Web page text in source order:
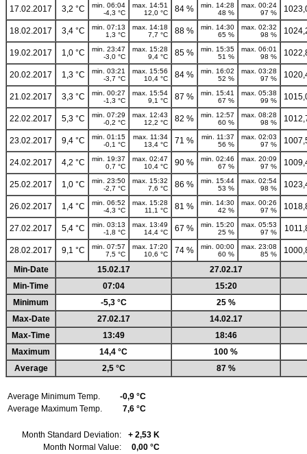
17.02.2017 3,2 °C
min. 06:04
-4,3 °C
max. 14:51
12,0 °C
84 %
min. 14:28
48 %
max. 00:24
97 %
18.02.2017 3,4 °C
min. 07:13
1,3 °C
max. 14:18
7,7 °C
88 %
min. 14:30
65 %
max. 02:32
98 %
19.02.2017 1,0 °C
min. 23:47
-3,0 °C
max. 15:28
9,4 °C
85 %
min. 15:35
51 %
max. 06:01
98 %
20.02.2017 1,3 °C
min. 03:21
-3,7 °C
max. 15:56
10,4 °C
84 %
min. 16:02
52 %
max. 03:28
97 %
21.02.2017 3,3 °C
min. 00:27
-1,3 °C
max. 15:54
9,1 °C
87 %
min. 15:41
67 %
max. 05:38
99 %
22.02.2017 5,3 °C
min. 07:29
-0,2 °C
max. 12:43
12,2 °C
82 %
min. 12:57
60 %
max. 08:28
98 %
23.02.2017 9,4 °C
min. 01:15
-0,1 °C
max. 11:34
13,4 °C
71 %
min. 11:37
56 %
max. 02:03
97 %
24.02.2017 4,2 °C
min. 19:37
0,7 °C
max. 02:47
10,4 °C
90 %
min. 02:46
67 %
max. 20:09
97 %
25.02.2017 1,0 °C
min. 23:50
-2,7 °C
max. 15:32
7,6 °C
86 %
min. 15:44
53 %
max. 02:54
98 %
26.02.2017 1,4 °C
min. 06:52
-4,3 °C
max. 15:28
11,1 °C
81 %
min. 14:30
42 %
max. 00:26
97 %
27.02.2017 5,4 °C
min. 03:13
-1,8 °C
max. 13:49
14,4 °C
67 %
min. 15:20
25 %
max. 05:53
97 %
28.02.2017 9,1 °C
min. 07:57
7,5 °C
max. 17:20
10,6 °C
74 %
min. 00:00
60 %
max. 23:08
85 %
Min-Date
15.02.17
27.02.17
Min-Time
07:04
15:20
Minimum
-5,3 °C
25 %
Max-Date
27.02.17
14.02.17
Max-Time
13:49
18:46
Maximum
14,4 °C
100 %
Average
2,5 °C 87 %
Average Minimum Temp.
-0,9 °C
Average Maximum Temp.
7,6 °C
Month Standard Deviation:
+ 2,53 K
Month Normal Value:
0,00 °C